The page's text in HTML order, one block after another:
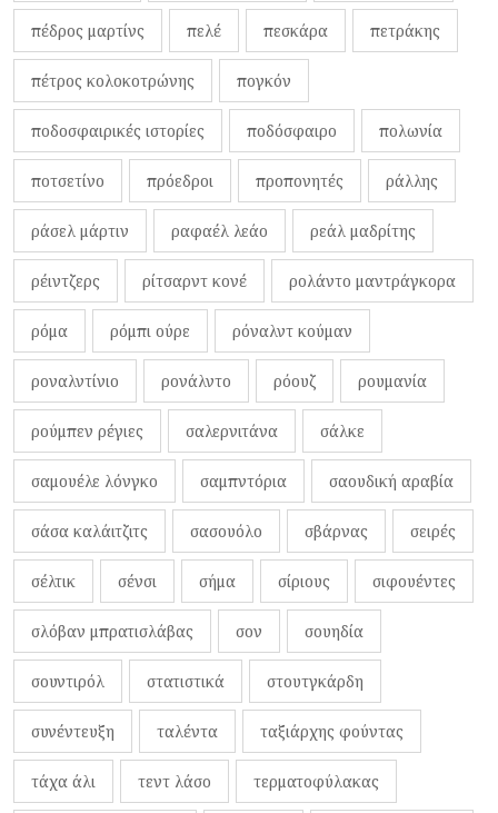
πέδρος μαρτίνς πελέ πεσκάρα πετράκης
πέτρος κολοκοτρώνης πογκόν
ποδοσφαιρικές ιστορίες ποδόσφαιρο πολωνία
ποτσετίνο πρόεδροι προπονητές ράλλης
ράσελ μάρτιν ραφαέλ λεάο ρεάλ μαδρίτης
ρέιντζερς ρίτσαρντ κονέ ρολάντο μαντράγκορα
ρόμα ρόμπι ούρε ρόναλντ κούμαν
ροναλντίνιο ρονάλντο ρόουζ ρουμανία
ρούμπεν ρέγιες σαλερνιτάνα σάλκε
σαμουέλε λόνγκο σαμπντόρια σαουδική αραβία
σάσα καλάιτζιτς σασουόλο σβάρνας σειρές
σέλτικ σένσι σήμα σίριους σιφουέντες
σλόβαν μπρατισλάβας σον σουηδία
σουντιρόλ στατιστικά στουτγκάρδη
συνέντευξη ταλέντα ταξιάρχης φούντας
τάχα άλι τεντ λάσο τερματοφύλακας